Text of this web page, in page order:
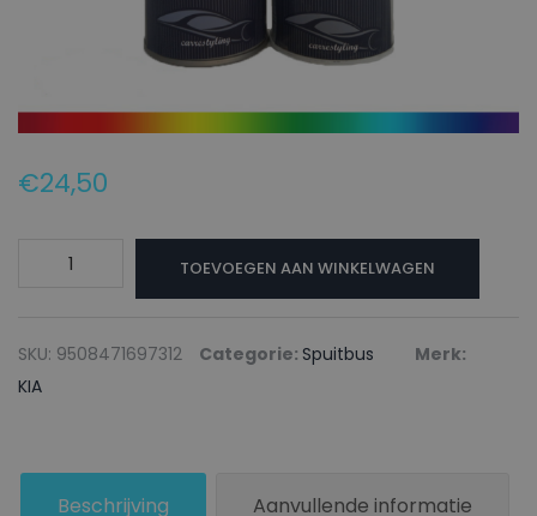
€24,50
Blanke
lak
CHERRY
TOEVOEGEN AAN WINKELWAGEN
SKU: 9508471697312 Categorie: Spuitbus
Merk:
KIA
Beschrijving Aanvullende informatie